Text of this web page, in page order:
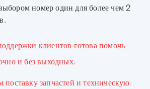
номер один для более чем 2
клиентов готова помочь
и без выходных.
запчастей и техническую